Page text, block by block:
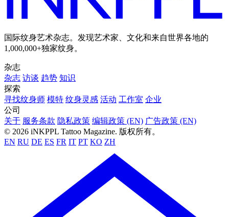
国际纹身艺术杂志。发现艺术家、文化和来自世界各地的
1,000,000+独家纹身。
杂志
杂志 访谈 趋势 知识
探索
寻找纹身师 模特 纹身灵感 活动 工作室 企业
公司
关于 服务条款 隐私政策 编辑政策 (EN) 广告政策 (EN)
© 2026 iNKPPL Tattoo Magazine. 版权所有。
EN RU DE ES FR IT PT KO ZH